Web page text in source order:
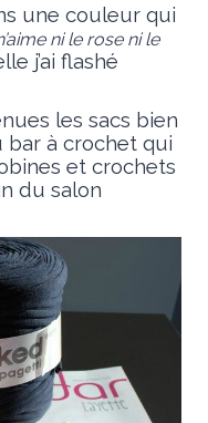
une couleur qui
ni le rose ni le
j’ai flashé
les sacs bien
bar à crochet qui
et crochets
du salon